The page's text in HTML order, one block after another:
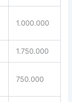
1.000.000
1.750.000
750.000